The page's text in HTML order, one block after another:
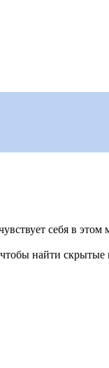
себя в
найти скрытые